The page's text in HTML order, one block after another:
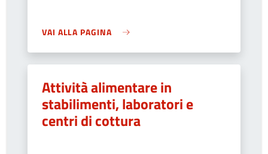
VAI ALLA PAGINA
Attività alimentare in
stabilimenti, laboratori e
centri di cottura